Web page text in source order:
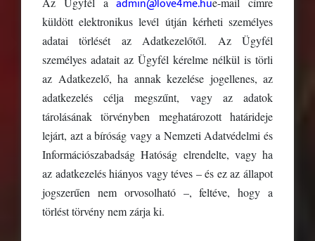
admin@love4me.hu
küldött elektronikus levél útján kérheti személyes
adatai törlését az Adatkezelőtől. Az Ügyfél
személyes adatait az Ügyfél kérelme nélkül is törli
az Adatkezelő, ha annak kezelése jogellenes, az
adatkezelés célja megszűnt, vagy az adatok
tárolásának törvényben meghatározott határideje
lejárt, azt a bíróság vagy a Nemzeti Adatvédelmi és
Információszabadság Hatóság elrendelte, vagy ha
az adatkezelés hiányos vagy téves – és ez az állapot
jogszerűen nem orvosolható –, feltéve, hogy a
törlést törvény nem zárja ki.